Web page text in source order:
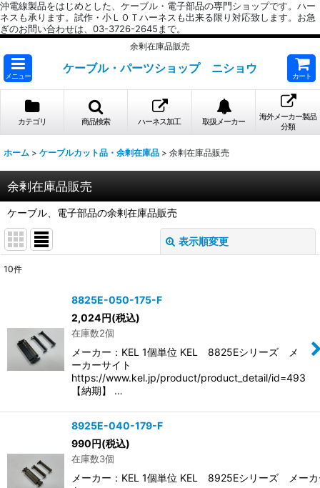
沖電線製品をはじめとした、ケーブル・電子部品の専門ショップです。ハー
ネスも承ります。試作・小ＬＯＴハーネスも出来る限り対応致します。お急
ぎのお問い合わせは、03-3726-2645まで。
余剰在庫品販売
メニュー
ケーブル・パーツショップ ニショウ
カート
カテゴリ 商品検索 ハーネス加工 取扱メーカー
海外メーカー製品
分類
ホーム > ケーブルカット品・余剰在庫品 > 余剰在庫品販売
余剰在庫品販売
ケーブル、電子部品の余剰在庫品販売
表示順変更
絞り込む
10件
8825E-050-175-F
2,024円(税込)
在庫数2個
メーカー：KEL 1個単位 KEL 8825Eシリーズ メ
ーカーサイト
https://www.kel.jp/product/product_detail/id=493
【納期】 …
8925E-040-179-F
990円(税込)
在庫数3個
メーカー：KEL 1個単位 KEL 8925Eシリーズ メーカ